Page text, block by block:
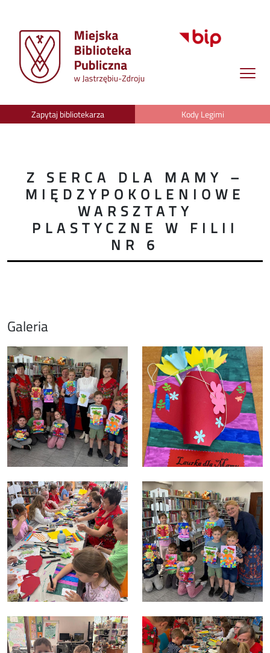
Zapytaj bibliotekarza Kody Legimi
Z SERCA DLA MAMY –
MIĘDZYPOKOLENIOWE
WARSZTATY
PLASTYCZNE W FILII
NR 6
Galeria